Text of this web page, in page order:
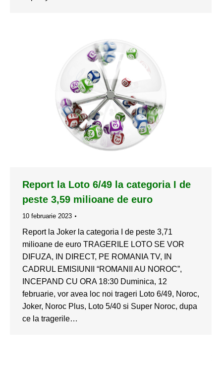
Report la Loto 6/49 la categoria I de
peste 3,59 milioane de euro
10 februarie 2023
Report la Joker la categoria I de peste 3,71
milioane de euro TRAGERILE LOTO SE VOR
DIFUZA, IN DIRECT, PE ROMANIA TV, IN
CADRUL EMISIUNII “ROMANII AU NOROC”,
INCEPAND CU ORA 18:30 Duminica, 12
februarie, vor avea loc noi trageri Loto 6/49, Noroc,
Joker, Noroc Plus, Loto 5/40 si Super Noroc, dupa
ce la tragerile…